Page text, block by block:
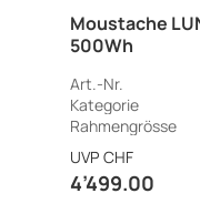
Moustache
500Wh
Art.-Nr.
Kategorie
Rahmengrösse
UVP CHF
4’499.00